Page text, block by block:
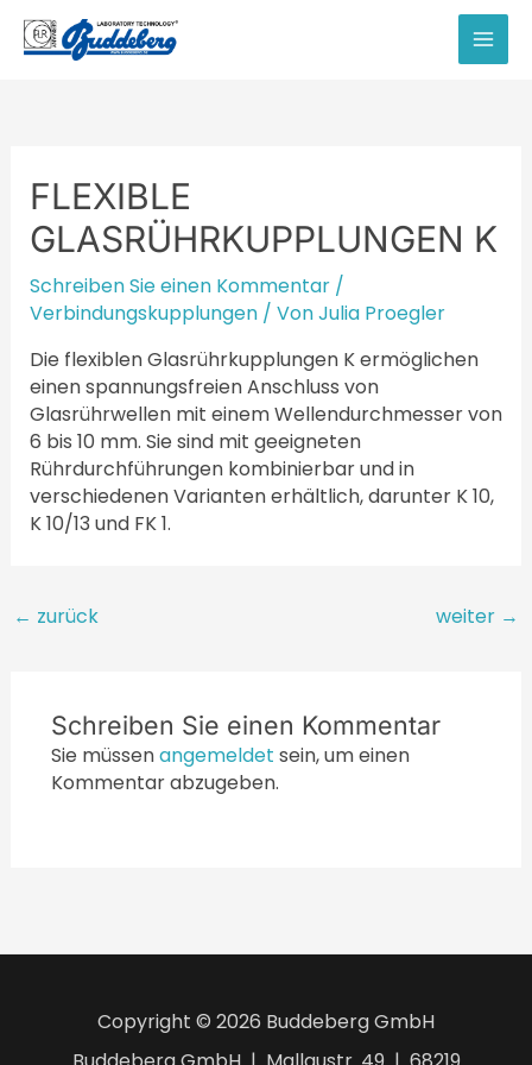
Zum
Inhalt
springen
FLEXIBLE
GLASRÜHRKUPPLUNGEN K
Schreiben Sie einen Kommentar /
Verbindungskupplungen/ VonJulia Proegler
Die flexiblen Glasrührkupplungen K ermöglichen
einen spannungsfreien Anschluss von
Glasrührwellen mit einem Wellendurchmesser von
6 bis 10 mm. Sie sind mit geeigneten
Rührdurchführungen kombinierbar und in
verschiedenen Varianten erhältlich, darunter K 10,
K 10/13 und FK 1.
Beitragsnavigation
← zurück weiter →
Schreiben Sie einen Kommentar
Sie müssenangemeldet sein, um einen
Kommentar abzugeben.
Copyright © 2026 Buddeberg GmbH